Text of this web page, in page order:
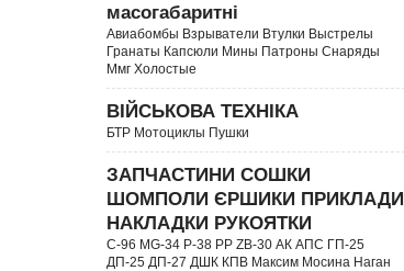
масогабаритні
Авиабомбы Взрыватели Втулки Выстрелы
Гранаты Капсюли Мины Патроны Снаряды
Ммг Холостые
ВІЙСЬКОВА ТЕХНІКА
БТР Мотоциклы Пушки
ЗАПЧАСТИНИ СОШКИ
ШОМПОЛИ ЄРШИКИ ПРИКЛАДИ
НАКЛАДКИ РУКОЯТКИ
C-96 MG-34 P-38 PP ZB-30 АК АПС ГП-25
ДП-25 ДП-27 ДШК КПВ Максим Мосина Наган